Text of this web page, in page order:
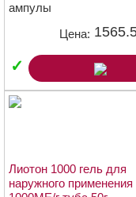
ампулы
Цена:
✓
Лиотон 1000 гель для
наружного применения